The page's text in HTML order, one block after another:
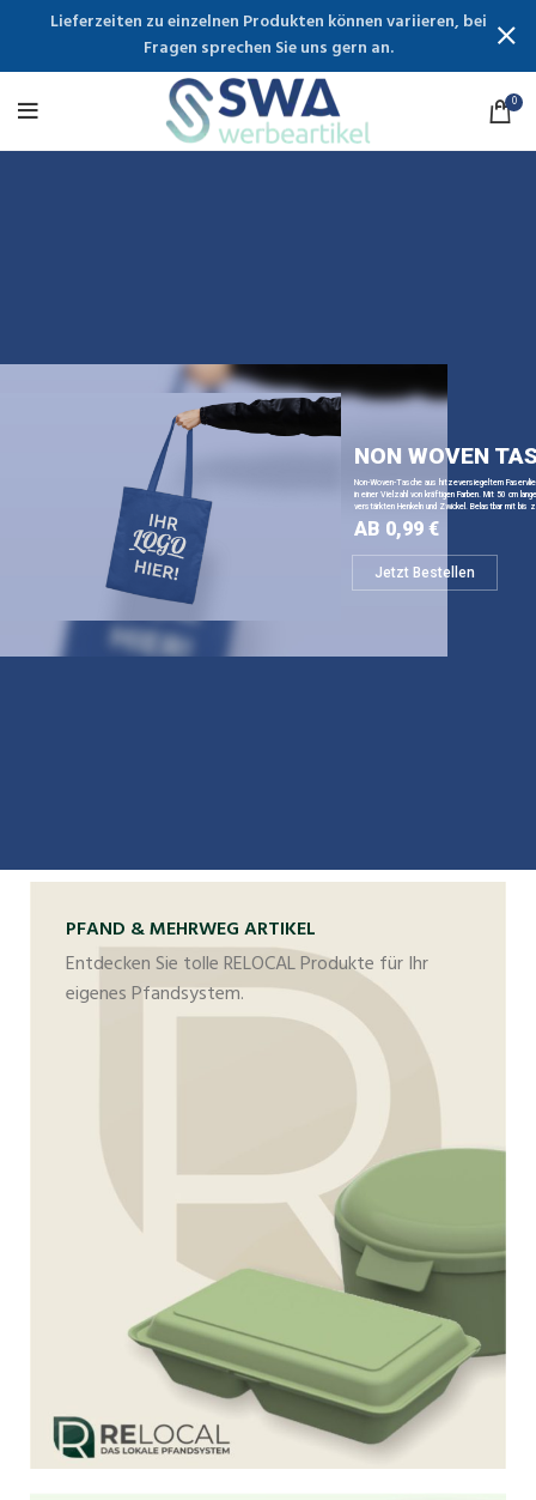
0
NON WOVEN
Non-Woven-Tasche aus hitzeversiegeltem
in einer Vielzahl von kräftigen Farben. Mit 50 cm
verstärkten Henkeln und Zwickel. Belastbar mit bis
Jetzt Bestellen
AB 0,99 €
PFAND & MEHRWEG ARTIKEL
Entdecken Sie tolle RELOCAL Produkte für Ihr
eigenes Pfandsystem.
Lieferzeiten zu einzelnen Produkten können variieren, bei
Fragen sprechen Sie uns gern an.